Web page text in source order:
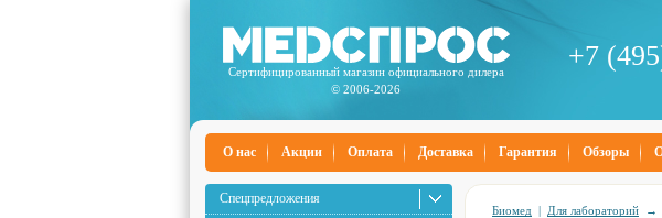
Сертифицированный магазин официального дилера
© 2006-2026
+7
О нас Акции Оплата Доставка Гарантия Обзоры
Спецпредложения
Биомед | Для лабораторий →